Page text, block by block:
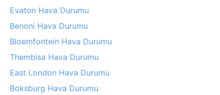
Evaton Hava Durumu
Benoni Hava Durumu
Bloemfontein Hava Durumu
Thembisa Hava Durumu
East London Hava Durumu
Boksburg Hava Durumu